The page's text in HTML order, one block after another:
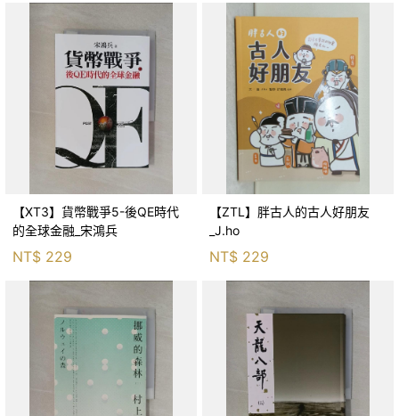
【XT3】貨幣戰爭5-後QE時代
的全球金融_宋鴻兵
NT$ 229
【ZTL】胖古人的古人好朋友
_J.ho
NT$ 229